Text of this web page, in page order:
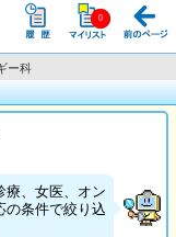
ー科
療、女医、オン
の条件で絞り込